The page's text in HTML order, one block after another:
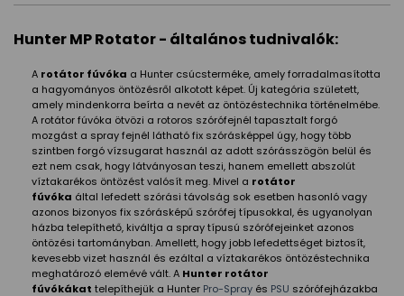
Hunter MP Rotator - általános tudnivalók:
A rotátor fúvóka a Hunter csúcsterméke, amely forradalmasította
a hagyományos öntözésről alkotott képet. Új kategória született,
amely mindenkorra beírta a nevét az öntözéstechnika történelmébe.
A rotátor fúvóka ötvözi a rotoros szórófejnél tapasztalt forgó
mozgást a spray fejnél látható fix szórásképpel úgy, hogy több
szintben forgó vízsugarat használ az adott szórásszögön belül és
ezt nem csak, hogy látványosan teszi, hanem emellett abszolút
víztakarékos öntözést valósít meg. Mivel a rotátor
fúvóka által lefedett szórási távolság sok esetben hasonló vagy
azonos bizonyos fix szórásképű szórófej típusokkal, és ugyanolyan
házba telepíthető, kiváltja a spray típusú szórófejeinket azonos
öntözési tartományban. Amellett, hogy jobb lefedettséget biztosít,
kevesebb vizet használ és ezáltal a víztakarékos öntözéstechnika
meghatározó elemévé vált. A Hunter rotátor
fúvókákat telepíthejük a Hunter Pro-Spray és PSU szórófejházakba